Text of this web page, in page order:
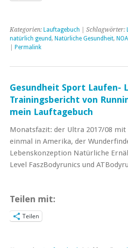
Kategorien: Lauftagebuch | Schlagwörter:
natürlich geund, Natürliche Gesundheit,
Permalink
Gesundheit Sport Laufen-
Trainingsbericht von
mein Lauftagebuch
Monatsfazit: der Ultra 2017/08
einmal in Amerika, der
Lebenskonzeption Natürliche
Level FaszBodyrunics und
Teilen mit:
Teilen